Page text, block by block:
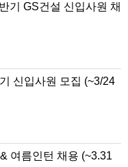
기 GS건설 신입사원 채
신입사원 모집 (~3/24
여름인턴 채용 (~3.31